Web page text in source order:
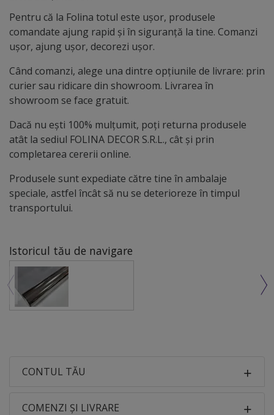
montaj elimină urmele de praf, grăsime sau alte urme
pulverizează din belșug apa pe geam și pe partea cu
adeziv a foliei poziționează folia cu grijă pe sticlă
din centru spre margini evită curățarea agresivă
imediat după montaj Întreținerea se recomandă după
aproximativ 30 de zile de la aplicare, pentru a permite
adezivului să se stabilizeze corect. O alegere smart
pentru confort, design și eficiență Reflectiv ATH 101
este potrivită pentru clienții care caută o folie solară de
calitate profesională, nu doar o soluție decorativă
simplă. Este ideală dacă vrei să reduci căldura, să
protejezi interiorul de razele UV și să păstrezi un spațiu
luminos, modern și confortabil. Este o alegere foarte
vitrine recepții și showroom-uri cafenele și restaurante
cu suprafețe vitrate O folie solară inovatoare pentru
geamuri moderne Folia protecție solară Reflectiv ATH
101 aduce împreună performanța tehnică și confortul
vizual. Datorită structurii cu microperforații, reduce
profesională pentru geamuri expuse la soare, potrivită
Pentru că la Folina totul este ușor, produsele
comandate ajung rapid și în siguranță la tine. Comanzi
ușor, ajung ușor, decorezi ușor.
Când comanzi, alege una dintre opțiunile de livrare: prin
curier sau ridicare din showroom. Livrarea în
showroom se face gratuit.
Dacă nu ești 100% mulțumit, poți returna produsele
atât la sediul FOLINA DECOR S.R.L., cât și prin
completarea cererii online.
Produsele sunt expediate către tine în ambalaje
speciale, astfel încât să nu se deterioreze în timpul
transportului.
Istoricul tău de navigare
CONTUL TĂU
COMENZI ȘI LIVRARE